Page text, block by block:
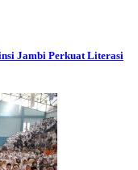
Jambi Perkuat Literasi